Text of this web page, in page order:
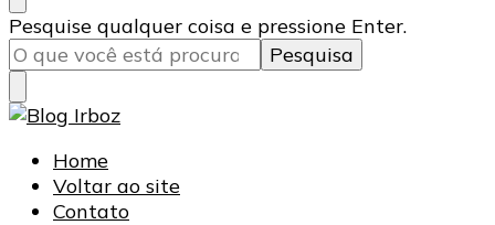
Blog Irboz
Blog de Lubrificação Industrial
Procurando
algo?
Pesquise qualquer coisa e pressione Enter.
Blog Irboz
Blog de Lubrificação Industrial
Home
Voltar ao site
Contato